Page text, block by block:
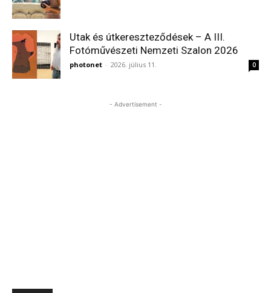
Utak és útkereszteződések – A III.
Fotóművészeti Nemzeti Szalon 2026
photonet - 2026. július 11. 0
- Advertisement -